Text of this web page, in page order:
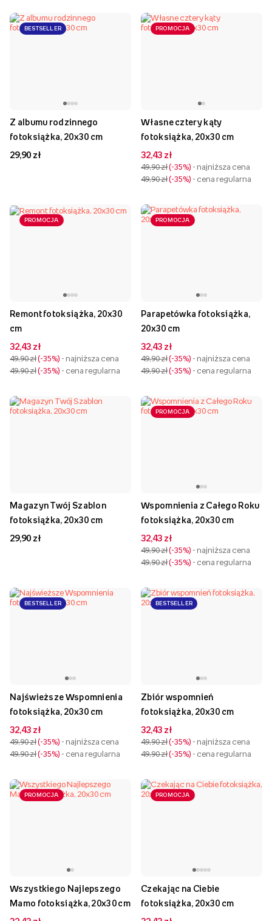
BESTSELLER
Z albumu rodzinnego
fotoksiążka, 20x30 cm
29,90 zł
PROMOCJA
Własne cztery kąty
fotoksiążka, 20x30 cm
32,43 zł
49,90 zł -35% - najniższa cena
49,90 zł -35% - cena regularna
PROMOCJA
Remont fotoksiążka, 20x30
cm
32,43 zł
49,90 zł -35% - najniższa cena
49,90 zł -35% - cena regularna
PROMOCJA
Parapetówka fotoksiążka,
20x30 cm
32,43 zł
49,90 zł -35% - najniższa cena
49,90 zł -35% - cena regularna
Magazyn Twój Szablon
fotoksiążka, 20x30 cm
29,90 zł
PROMOCJA
Wspomnienia z Całego Roku
fotoksiążka, 20x30 cm
32,43 zł
49,90 zł -35% - najniższa cena
49,90 zł -35% - cena regularna
BESTSELLER
Najświeższe Wspomnienia
fotoksiążka, 20x30 cm
32,43 zł
49,90 zł -35% - najniższa cena
49,90 zł -35% - cena regularna
BESTSELLER
Zbiór wspomnień
fotoksiążka, 20x30 cm
32,43 zł
49,90 zł -35% - najniższa cena
49,90 zł -35% - cena regularna
PROMOCJA
Wszystkiego Najlepszego
Mamo fotoksiążka, 20x30 cm
PROMOCJA
Czekając na Ciebie
fotoksiążka, 20x30 cm